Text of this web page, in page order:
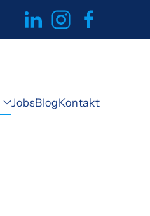
JobsBlogKontakt